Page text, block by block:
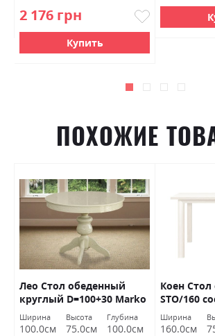
2 176 грн
Купить
ПОХОЖИЕ
Лео Стол обеденный
круглый D=100+30 Marko
Ширина
100.0см
Высота
75.0см
Глубина
100.0см
Коен
STO/160
дуб
Украина
Ширина
160.0см